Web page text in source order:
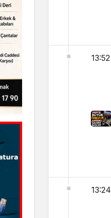
13:52
13:24